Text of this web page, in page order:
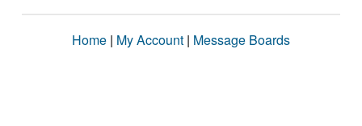
Home | My Account | Message Boards